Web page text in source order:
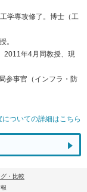
学専攻修了。博士（工
。
2011年4月同教授、現
参事官（インフラ・防
ついての詳細はこちら
・比較